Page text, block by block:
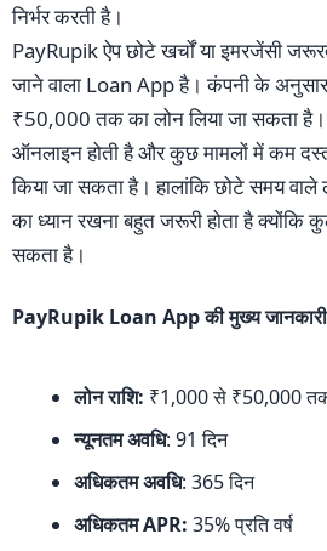
निर्भर करती है।
PayRupik ऐप छोटे खर्चों या इमरजेंसी
जाने वाला Loan App है। कंपनी के
₹50,000 तक का लोन लिया जा सकता है।
ऑनलाइन होती है और कुछ मामलों में कम
किया जा सकता है। हालांकि छोटे समय वाले
का ध्यान रखना बहुत जरूरी होता है क्योंकि
सकता है।
PayRupik Loan App की मुख्य जानकारी
लोन राशि: ₹1,000 से ₹50,000
न्यूनतम अवधि: 91 दिन
अधिकतम अवधि: 365 दिन
अधिकतम APR: 35% प्रति वर्ष